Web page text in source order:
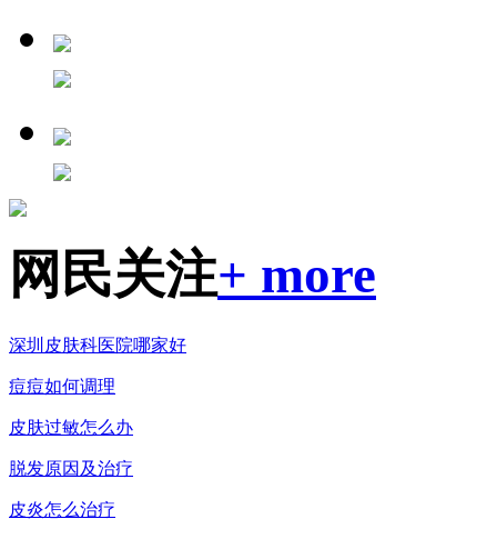
网民关注+ more
深圳皮肤科医院哪家好
痘痘如何调理
皮肤过敏怎么办
脱发原因及治疗
皮炎怎么治疗